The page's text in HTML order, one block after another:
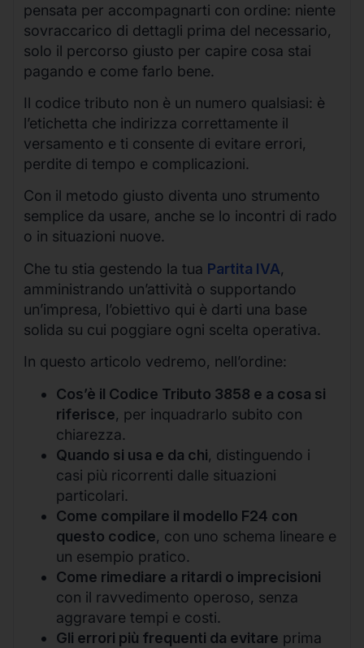
pensata per accompagnarti con ordine: niente
sovraccarico di dettagli prima del necessario,
solo il percorso giusto per capire cosa stai
pagando e come farlo bene.
Il codice tributo non è un numero qualsiasi: è
l’etichetta che indirizza correttamente il
versamento e ti consente di evitare errori,
perdite di tempo e complicazioni.
Con il metodo giusto diventa uno strumento
semplice da usare, anche se lo incontri di rado
o in situazioni nuove.
Che tu stia gestendo la tua Partita IVA,
amministrando un’attività o supportando
un’impresa, l’obiettivo qui è darti una base
solida su cui poggiare ogni scelta operativa.
In questo articolo vedremo, nell’ordine:
Cos’è il Codice Tributo 3858 e a cosa si
riferisce, per inquadrarlo subito con
chiarezza.
Quando si usa e da chi, distinguendo i
casi più ricorrenti dalle situazioni
particolari.
Come compilare il modello F24 con
questo codice, con uno schema lineare e
un esempio pratico.
Come rimediare a ritardi o imprecisioni
con il ravvedimento operoso, senza
aggravare tempi e costi.
Gli errori più frequenti da evitare prima